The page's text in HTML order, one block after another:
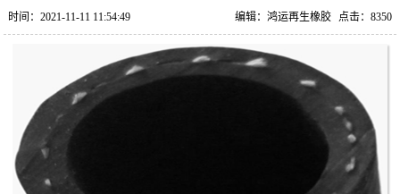
时间：2021-11-11 11:54:49 点击：8350
编辑：鸿运再生橡胶